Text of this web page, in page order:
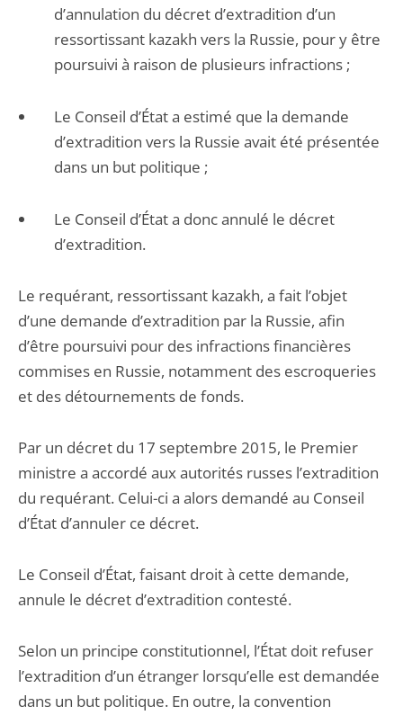
d’annulation du décret d’extradition d’un
ressortissant kazakh vers la Russie, pour y être
poursuivi à raison de plusieurs infractions ;
Le Conseil d’État a estimé que la demande
d’extradition vers la Russie avait été présentée
dans un but politique ;
Le Conseil d’État a donc annulé le décret
d’extradition.
Le requérant, ressortissant kazakh, a fait l’objet
d’une demande d’extradition par la Russie, afin
d’être poursuivi pour des infractions financières
commises en Russie, notamment des escroqueries
et des détournements de fonds.
Par un décret du 17 septembre 2015, le Premier
ministre a accordé aux autorités russes l’extradition
du requérant. Celui-ci a alors demandé au Conseil
d’État d’annuler ce décret.
Le Conseil d’État, faisant droit à cette demande,
annule le décret d’extradition contesté.
Selon un principe constitutionnel, l’État doit refuser
l’extradition d’un étranger lorsqu’elle est demandée
dans un but politique. En outre, la convention